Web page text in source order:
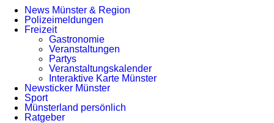
News Münster & Region
Polizeimeldungen
Freizeit
Gastronomie
Veranstaltungen
Partys
Veranstaltungskalender
Interaktive Karte Münster
Newsticker Münster
Sport
Münsterland persönlich
Ratgeber